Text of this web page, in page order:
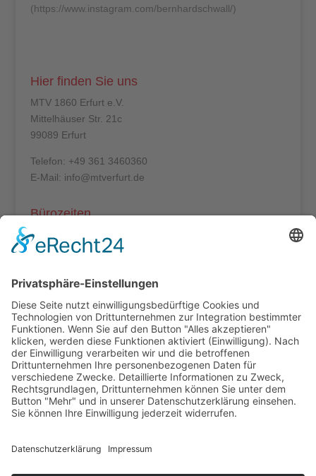
(https://www.instagram.com/bernhardschwall/)
Hier finden Sie uns
MTV 1860 Erfurt e.V.
Mittelhäuser Str. 21c
99089 Erfurt
Telefon: +49 361 3460360
E-Mail: info@mtverfurt.de
Bürozeiten
Mo – Do: 8:00 – 14:00 Uhr
Termine außerhalb unserer Geschäftszeiten nur
nach Absprache.
Folgt uns auf facebook
Beitragsarchiv